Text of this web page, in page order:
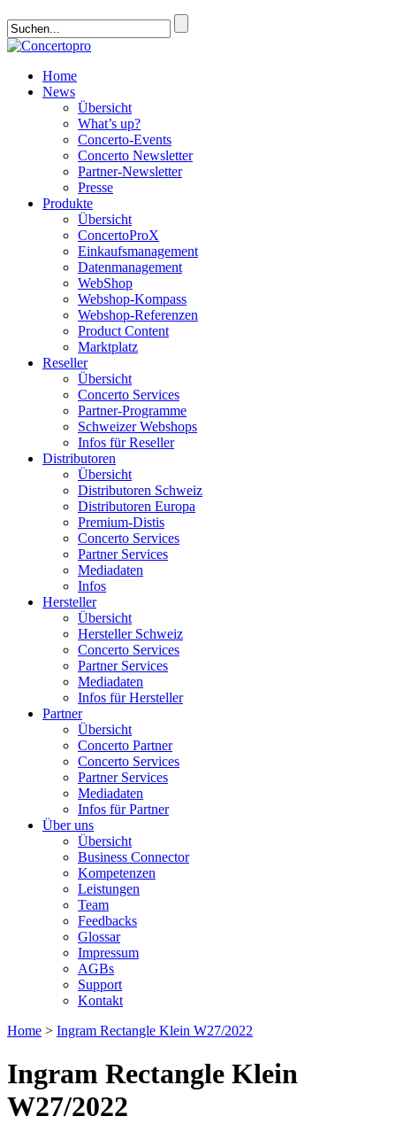
Home
News
Übersicht
What’s up?
Concerto-Events
Concerto Newsletter
Partner-Newsletter
Presse
Produkte
Übersicht
ConcertoProX
Einkaufsmanagement
Datenmanagement
WebShop
Webshop-Kompass
Webshop-Referenzen
Product Content
Marktplatz
Reseller
Übersicht
Concerto Services
Partner-Programme
Schweizer Webshops
Infos für Reseller
Distributoren
Übersicht
Distributoren Schweiz
Distributoren Europa
Premium-Distis
Concerto Services
Partner Services
Mediadaten
Infos
Hersteller
Übersicht
Hersteller Schweiz
Concerto Services
Partner Services
Mediadaten
Infos für Hersteller
Partner
Übersicht
Concerto Partner
Concerto Services
Partner Services
Mediadaten
Infos für Partner
Über uns
Übersicht
Business Connector
Kompetenzen
Leistungen
Team
Feedbacks
Glossar
Impressum
AGBs
Support
Kontakt
Home > Ingram Rectangle Klein W27/2022
Ingram Rectangle Klein
W27/2022